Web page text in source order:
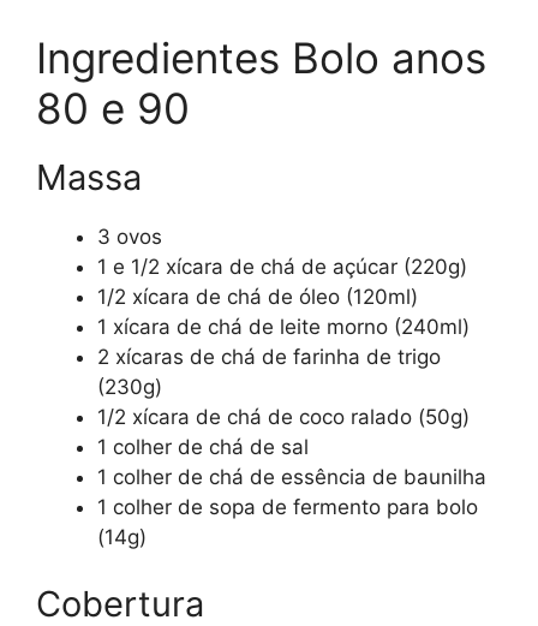
Ingredientes Bolo anos
80 e 90
Massa
3 ovos
1 e 1/2 xícara de chá de açúcar (220g)
1/2 xícara de chá de óleo (120ml)
1 xícara de chá de leite morno (240ml)
2 xícaras de chá de farinha de trigo
(230g)
1/2 xícara de chá de coco ralado (50g)
1 colher de chá de sal
1 colher de chá de essência de baunilha
1 colher de sopa de fermento para bolo
(14g)
Cobertura